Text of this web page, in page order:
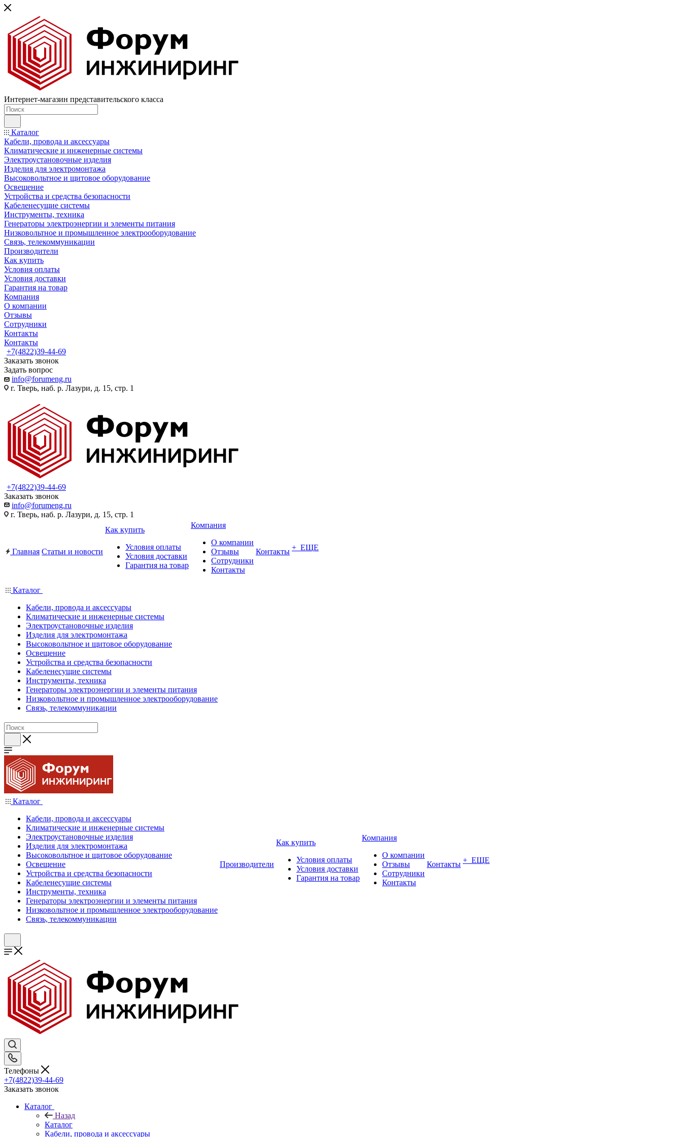
Интернет-магазин представительского класса
Каталог
Кабели, провода и аксессуары
Климатические и инженерные системы
Электроустановочные изделия
Изделия для электромонтажа
Высоковольтное и щитовое оборудование
Освещение
Устройства и средства безопасности
Кабеленесущие системы
Инструменты, техника
Генераторы электроэнергии и элементы питания
Низковольтное и промышленное электрооборудование
Связь, телекоммуникации
Производители
Как купить
Условия оплаты
Условия доставки
Гарантия на товар
Компания
О компании
Отзывы
Сотрудники
Контакты
Контакты
+7(4822)39-44-69
Заказать звонок
Задать вопрос
info@forumeng.ru
г. Тверь, наб. р. Лазури, д. 15, стр. 1
+7(4822)39-44-69
Заказать звонок
info@forumeng.ru
г. Тверь, наб. р. Лазури, д. 15, стр. 1
Главная Статьи и новости
Как купить
Условия оплаты
Условия доставки
Гарантия на товар
Компания
О компании
Отзывы
Сотрудники
Контакты
Контакты + ЕЩЕ
Каталог
Кабели, провода и аксессуары
Климатические и инженерные системы
Электроустановочные изделия
Изделия для электромонтажа
Высоковольтное и щитовое оборудование
Освещение
Устройства и средства безопасности
Кабеленесущие системы
Инструменты, техника
Генераторы электроэнергии и элементы питания
Низковольтное и промышленное электрооборудование
Связь, телекоммуникации
Каталог
Кабели, провода и аксессуары
Климатические и инженерные системы
Электроустановочные изделия
Изделия для электромонтажа
Высоковольтное и щитовое оборудование
Освещение
Устройства и средства безопасности
Кабеленесущие системы
Инструменты, техника
Генераторы электроэнергии и элементы питания
Низковольтное и промышленное электрооборудование
Связь, телекоммуникации
Производители
Как купить
Условия оплаты
Условия доставки
Гарантия на товар
Компания
О компании
Отзывы
Сотрудники
Контакты
Контакты + ЕЩЕ
Телефоны
+7(4822)39-44-69
Заказать звонок
Каталог
Назад
Каталог
Кабели, провода и аксессуары